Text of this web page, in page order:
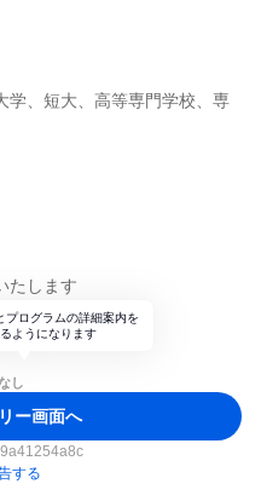
学、短大、高等専門学校、専
たします
プログラムの詳細案内を
ようになります
し
ー画面へ
する